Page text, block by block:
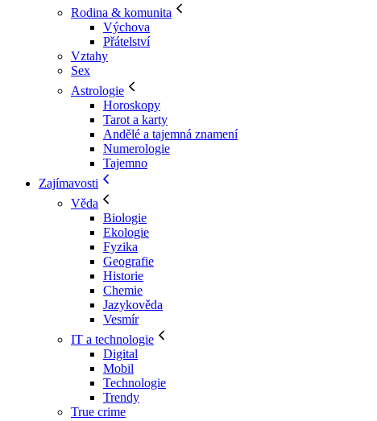
Rodina & komunita
Výchova
Přátelství
Vztahy
Sex
Astrologie
Horoskopy
Tarot a karty
Andělé a tajemná znamení
Numerologie
Tajemno
Zajímavosti
Věda
Biologie
Ekologie
Fyzika
Geografie
Historie
Chemie
Jazykověda
Vesmír
IT a technologie
Digital
Mobil
Technologie
Trendy
True crime